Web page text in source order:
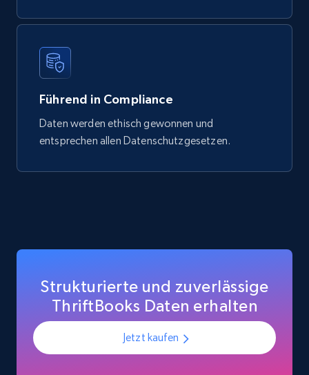
Führend in Compliance
Daten werden ethisch gewonnen und
entsprechen allen Datenschutzgesetzen.
Strukturierte und zuverlässige
ThriftBooks Daten erhalten
Jetzt kaufen